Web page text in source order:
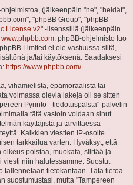
(jälkeenpäin "he", "heidät",
"phpBB Group", "phpBB
License v2" -lisenssillä (jälkeenpäin
www.phpbb.com. phpBB-ohjelmisto luo
Limited ei ole vastuussa siitä,
ja/tai käytöksenä. Saadaksesi
https://www.phpbb.com/.
vihamielistä, epämoraalista tai
voimassa olevia lakeja oli se sitten
Pyrintö - tiedotuspalsta"-palvelin
tätä vastoin voidaan sinut
käyttäjistä ja tarvittaessa
Kaikkien viestien IP-osoite
tarkkailua varten. Hyväksyt, että
poistaa, muokata, siirtää ja
niin halutessamme. Suostut
tallennetaan tietokantaan. Tätä tietoa
suostumustasi, mutta "Tampereen